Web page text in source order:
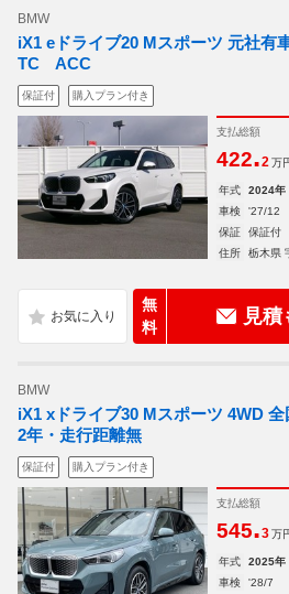
BMW
iX1 eドライブ20 Mスポーツ 元
TC ACC
保証付 購入プラン付き
支払総額
422.2 万
年式 2024年
車検
'27/12
保証
保証付
住所
栃木県
無
料
見
BMW
iX1 xドライブ30 Mスポーツ 4WD
2年・走行距離無
保証付 購入プラン付き
支払総額
545.3 万
年式 2025年
車検
'28/7